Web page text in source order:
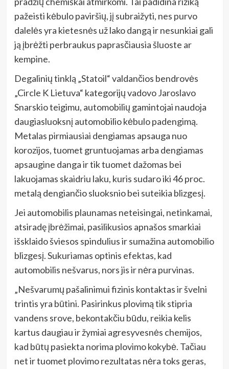
pažeisti kėbulo paviršių, jį subraižyti, nes purvo
dalelėsyra kietesnės už lako dangą ir nesunkiai gali
ją įbrėžti perbraukus paprasčiausia šluoste ar
kempine.
Degalinių tinklą „Statoil“ valdančios bendrovės
„Circle K Lietuva“ kategorijų vadovo Jaroslavo
Snarskio teigimu, automobilių gamintojai naudoja
daugiasluoksnį automobilio kėbulo padengimą.
Metalas pirmiausiai dengiamas apsauga nuo
korozijos, tuomet gruntuojamas arba dengiamas
apsaugine danga ir tik tuomet dažomas bei
lakuojamas skaidriu laku, kuris sudaro iki 46 proc.
metalą dengiančio sluoksnio bei suteikia blizgesį.
Jei automobilis plaunamas neteisingai, netinkamai,
atsiradę įbrėžimai, pasilikusios apnašos smarkiai
išsklaido šviesos spindulius ir sumažina automobilio
blizgesį. Sukuriamas optinis efektas, kad
automobilis nešvarus, nors jis ir nėra purvinas.
„Nešvarumų pašalinimui fizinis kontaktas ir švelni
trintis yra būtini. Pasirinkus plovimą tik stipria
vandens srove, bekontakčiu būdu, reikia kelis
kartus daugiau ir žymiai agresyvesnės chemijos,
kad būtų pasiekta norima plovimo kokybė. Tačiau
net ir tuomet plovimo rezultatas nėra toks geras,